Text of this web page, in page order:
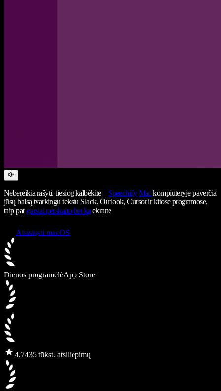
Nebereikia rašyti, tiesiog kalbėkite – Speechify Mackompiuteryje paverčia
jūsų balsą tvarkingu tekstu Slack, Outlook, Cursor ir kitose programose,
taip pat garsiai perskaito bet ką ekrane
Atsisiųsti macOS
Dienos programėlėApp Store
4.7435 tūkst. atsiliepimų